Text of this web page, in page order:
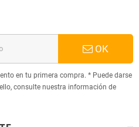
OK
en tu primera compra. * Puede darse
consulte nuestra información de